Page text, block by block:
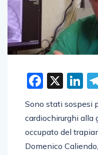
X
Sono stati sospesi
cardiochirurghi alla
occupato del
Domenico